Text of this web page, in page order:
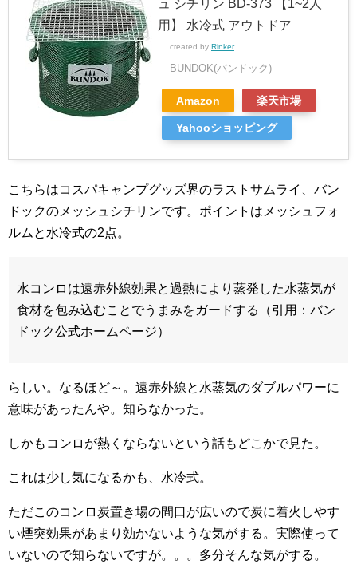
ュ シチリン BD-373 【1~2人
用】 水冷式 アウトドア
created by Rinker
BUNDOK(バンドック)
Amazon 楽天市場
Yahooショッピング
こちらはコスパキャンプグッズ界のラストサムライ、バン
ドックのメッシュシチリンです。ポイントはメッシュフォ
ルムと水冷式の2点。
水コンロは遠赤外線効果と過熱により蒸発した水蒸気が
食材を包み込むことでうまみをガードする（引用：バン
ドック公式ホームページ）
らしい。なるほど～。遠赤外線と水蒸気のダブルパワーに
意味があったんや。知らなかった。
しかもコンロが熱くならないという話もどこかで見た。
これは少し気になるかも、水冷式。
ただこのコンロ炭置き場の間口が広いので炭に着火しやす
い煙突効果があまり効かないような気がする。実際使って
いないので知らないですが。。。多分そんな気がする。